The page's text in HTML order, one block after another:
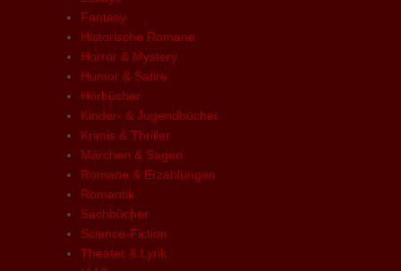
Fantasy
Historische Romane
Horror & Mystery
Humor & Satire
Hörbücher
Kinder- & Jugendbücher
Krimis & Thriller
Märchen & Sagen
Romane & Erzählungen
Romantik
Sachbücher
Science-Fiction
Theater & Lyrik